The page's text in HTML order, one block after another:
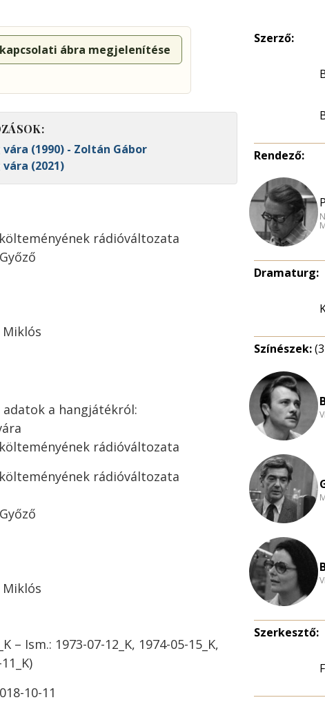
ábra megjelenítése
(1990) - Zoltán Gábor
(2021)
rádióváltozata
Miklós
adatok a hangjátékról:
rádióváltozata
rádióváltozata
Miklós
– Ism.: 1973-07-12_K, 1974-05-15_K,
10-11
Szerző:
Rendező:
Dramaturg:
Színészek:
Szerkesztő: